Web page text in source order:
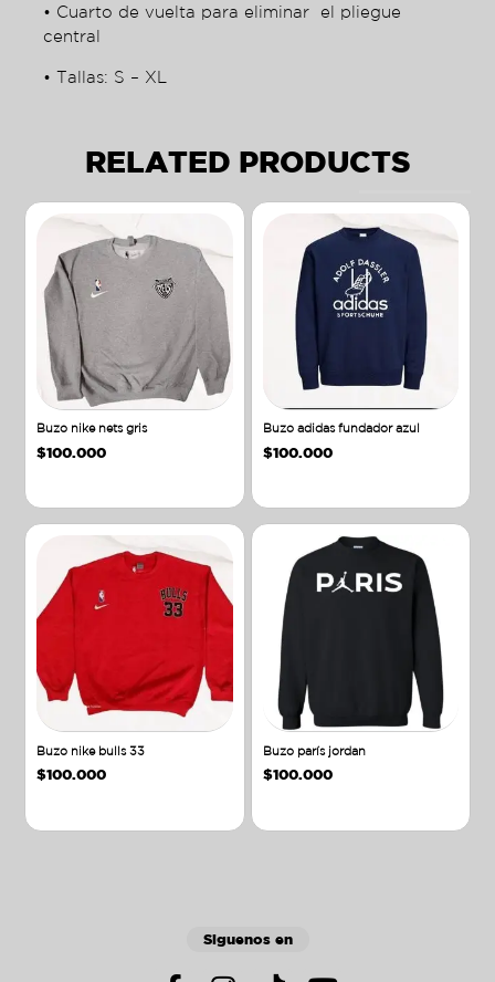
• Cuarto de vuelta para eliminar el pliegue
central
• Tallas: S – XL
RELATED PRODUCTS
Buzo nike nets gris
$100.000
Buzo adidas fundador azul
$100.000
Buzo nike bulls 33
$100.000
Buzo parís jordan
$100.000
Siguenos en